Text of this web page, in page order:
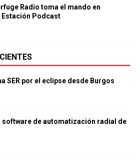
Radio toma el mando en
Podcast
SER por el eclipse desde Burgos
software de automatización radial de